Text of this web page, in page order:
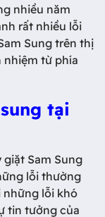
nhiều năm
rất nhiều lỗi
Sung trên thị
nhiệm từ phía
tại
giặt Sam Sung
lỗi thường
những lỗi khó
tin tưởng của